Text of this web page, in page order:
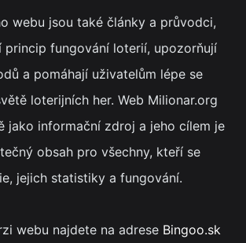
webu jsou také články a průvodci,
princip fungování loterií, upozorňují
a pomáhají uživatelům lépe se
loterijních her. Web Milionar.org
jako informační zdroj a jeho cílem je
obsah pro všechny, kteří se
jejich statistiky a fungování.
webu najdete na adrese Bingoo.sk